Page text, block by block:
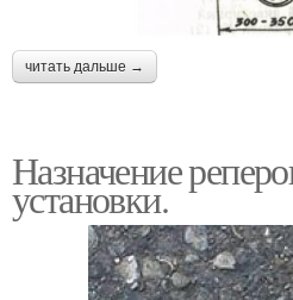
читать дальше →
Назначение
установки.